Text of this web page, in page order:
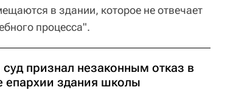
в здании, которое не отвечает
процесса".
суд признал незаконным отказ в
епархии здания школы